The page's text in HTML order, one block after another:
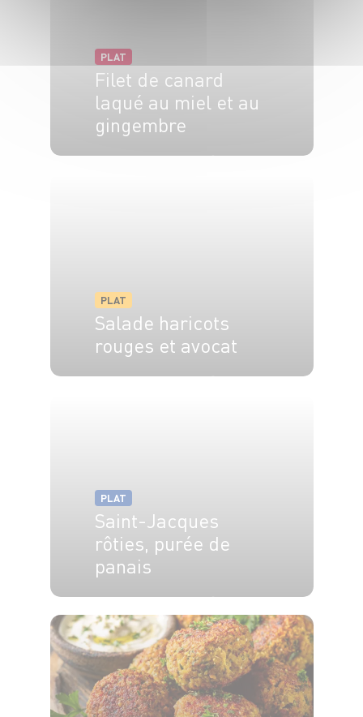
PLAT
Filet de canard
laqué au miel et au
gingembre
PLAT
Salade haricots
rouges et avocat
PLAT
Saint-Jacques
rôties, purée de
panais